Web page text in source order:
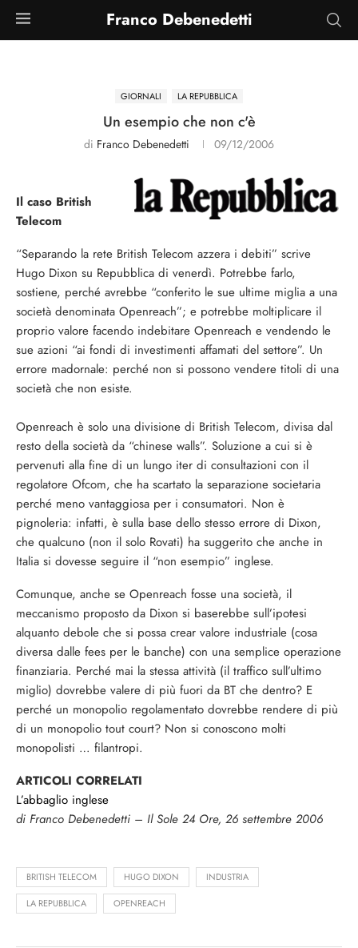
Franco Debenedetti
GIORNALI LA REPUBBLICA
Un esempio che non c'è
di Franco Debenedetti 09/12/2006
Il caso British
Telecom
“Separando la rete British Telecom azzera i debiti” scrive
Hugo Dixon su Repubblica di venerdì. Potrebbe farlo,
sostiene, perché avrebbe “conferito le sue ultime miglia a una
società denominata Openreach”; e potrebbe moltiplicare il
proprio valore facendo indebitare Openreach e vendendo le
sue azioni “ai fondi di investimenti affamati del settore”. Un
errore madornale: perché non si possono vendere titoli di una
società che non esiste.
Openreach è solo una divisione di British Telecom, divisa dal
resto della società da “chinese walls”. Soluzione a cui si è
pervenuti alla fine di un lungo iter di consultazioni con il
regolatore Ofcom, che ha scartato la separazione societaria
perché meno vantaggiosa per i consumatori. Non è
pignoleria: infatti, è sulla base dello stesso errore di Dixon,
che qualcuno (non il solo Rovati) ha suggerito che anche in
Italia si dovesse seguire il “non esempio” inglese.
Comunque, anche se Openreach fosse una società, il
meccanismo proposto da Dixon si baserebbe sull’ipotesi
alquanto debole che si possa crear valore industriale (cosa
diversa dalle fees per le banche) con una semplice operazione
finanziaria. Perché mai la stessa attività (il traffico sull’ultimo
miglio) dovrebbe valere di più fuori da BT che dentro? E
perché un monopolio regolamentato dovrebbe rendere di più
di un monopolio tout court? Non si conoscono molti
monopolisti … filantropi.
ARTICOLI CORRELATI
L’abbaglio inglese
di Franco Debenedetti – Il Sole 24 Ore, 26 settembre 2006
BRITISH TELECOM HUGO DIXON INDUSTRIA
LA REPUBBLICA OPENREACH